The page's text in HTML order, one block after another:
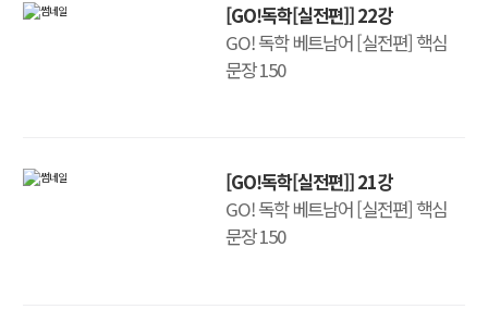
[GO!독학[실전편]] 22강
GO! 독학 베트남어 [실전편] 핵심
문장 150
[GO!독학[실전편]] 21강
GO! 독학 베트남어 [실전편] 핵심
문장 150